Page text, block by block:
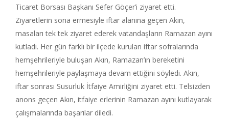
Ticaret Borsası Başkanı Sefer Göçer’i ziyaret etti.
Ziyaretlerin sona ermesiyle iftar alanına geçen Akın,
masaları tek tek ziyaret ederek vatandaşların Ramazan ayını
kutladı. Her gün farklı bir ilçede kurulan iftar sofralarında
hemşehrileriyle buluşan Akın, Ramazan’ın bereketini
hemşehrileriyle paylaşmaya devam ettiğini söyledi. Akın,
iftar sonrası Susurluk İtfaiye Amirliğini ziyaret etti. Telsizden
anons geçen Akın, itfaiye erlerinin Ramazan ayını kutlayarak
çalışmalarında başarılar diledi.